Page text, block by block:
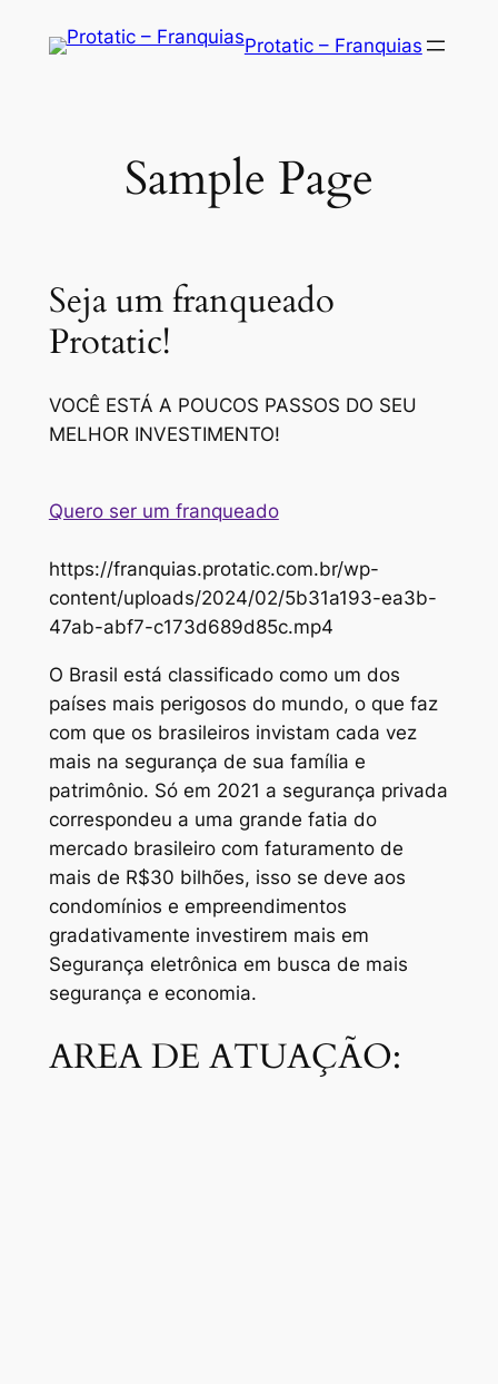
Protatic – Franquias
Sample Page
Seja um franqueado
Protatic!
VOCÊ ESTÁ A POUCOS PASSOS DO SEU
MELHOR INVESTIMENTO!
Quero ser um franqueado
https://franquias.protatic.com.br/wp-
content/uploads/2024/02/5b31a193-ea3b-
47ab-abf7-c173d689d85c.mp4
O Brasil está classificado como um dos
países mais perigosos do mundo, o que faz
com que os brasileiros invistam cada vez
mais na segurança de sua família e
patrimônio. Só em 2021 a segurança privada
correspondeu a uma grande fatia do
mercado brasileiro com faturamento de
mais de R$30 bilhões, isso se deve aos
condomínios e empreendimentos
gradativamente investirem mais em
Segurança eletrônica em busca de mais
segurança e economia.
AREA DE ATUAÇÃO: